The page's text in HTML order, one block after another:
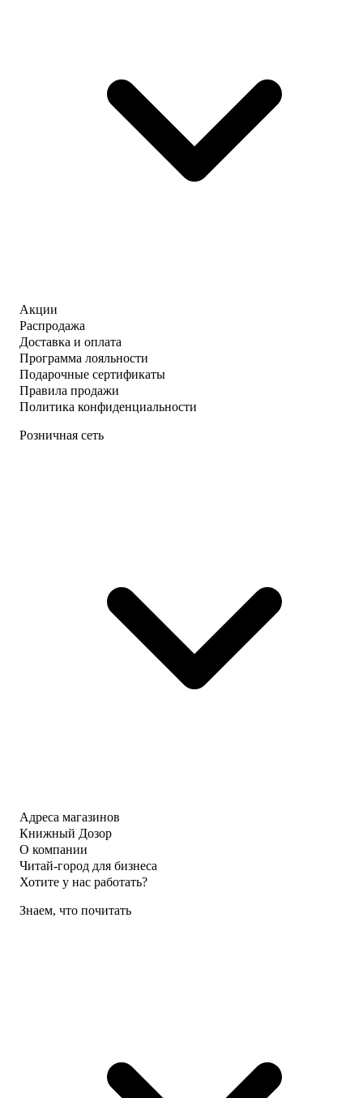
Акции
Распродажа
Доставка и оплата
Программа лояльности
Подарочные сертификаты
Правила продажи
Политика конфиденциальности
Розничная сеть
Адреса магазинов
Книжный Дозор
О компании
Читай-город для бизнеса
Хотите у нас работать?
Знаем, что почитать